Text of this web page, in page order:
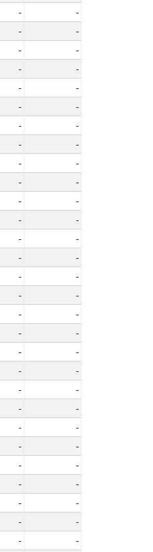
-
-
-
-
-
-
-
-
-
-
-
-
-
-
-
-
-
-
-
-
-
-
-
-
-
-
-
-
-
-
-
-
-
-
-
-
-
-
-
-
-
-
-
-
-
-
-
-
-
-
-
-
-
-
-
-
-
-